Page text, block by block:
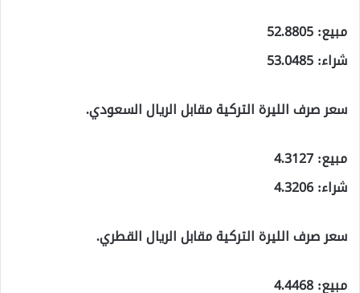
مبيع: 52.8805
شراء: 53.0485
سعر صرف الليرة التركية مقابل الريال السعودي.
مبيع: 4.3127
شراء: 4.3206
سعر صرف الليرة التركية مقابل الريال القطري.
مبيع: 4.4468